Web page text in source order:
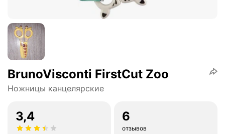
BrunoVisconti FirstCut Zoo
Ножницы канцелярские
3,4 6
отзывов